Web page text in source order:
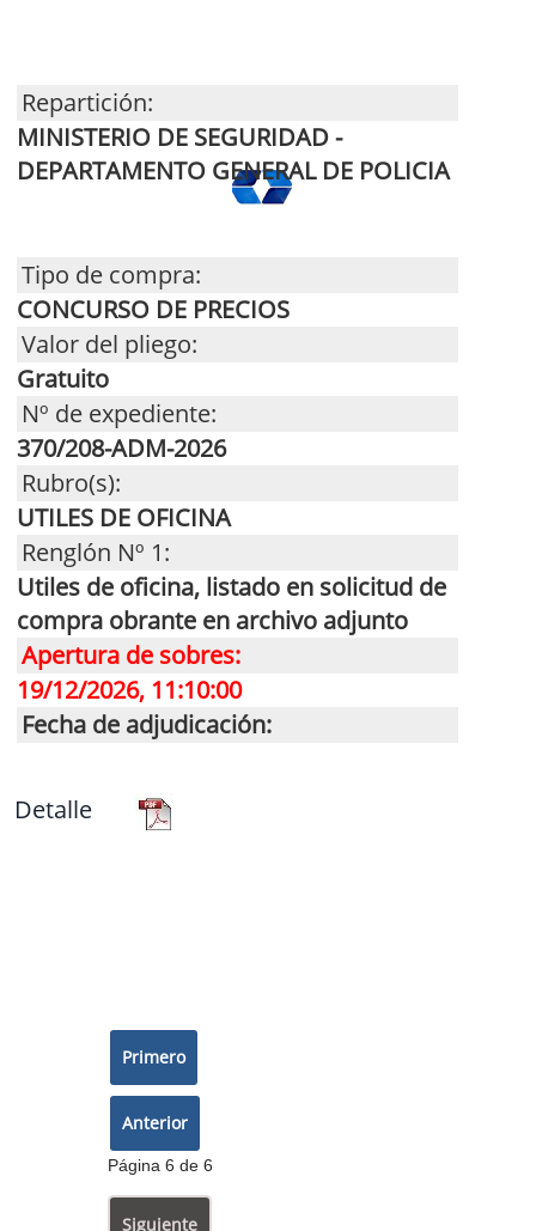
Repartición:
MINISTERIO DE SEGURIDAD -
DEPARTAMENTO GENERAL DE POLICIA
Tipo de compra:
CONCURSO DE PRECIOS
Valor del pliego:
Gratuito
Nº de expediente:
370/208-ADM-2026
Rubro(s):
UTILES DE OFICINA
Renglón Nº 1:
Utiles de oficina, listado en solicitud de
compra obrante en archivo adjunto
Apertura de sobres:
19/12/2026, 11:10:00
Fecha de adjudicación:
Detalle
Página 6 de 6